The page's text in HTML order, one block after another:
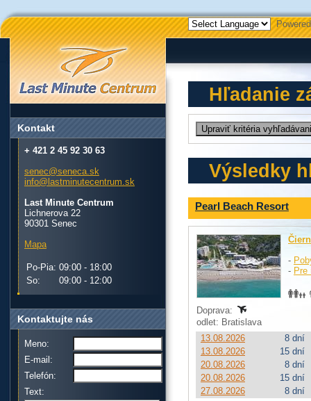
Hľadanie
Výsledky
Pearl Beach Resort
-
- Pre
Doprava:
odlet: Bratislava
13.08.2026
8 dní
13.08.2026
15 dní
20.08.2026
8 dní
20.08.2026
15 dní
27.08.2026
8 dní
Kontakt
+ 421 2 45 92 30 63
senec@seneca.sk
info@lastminutecentrum.sk
Last Minute Centrum
Lichnerova 22
90301 Senec
Mapa
Po-Pia: 09:00 - 18:00
So:
09:00 - 12:00
Kontaktujte nás
Meno:
E-mail:
Telefón:
Text: